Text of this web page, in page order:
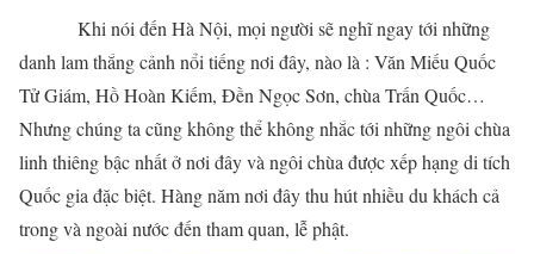
Khi nói đến Hà Nội, mọi người sẽ nghĩ ngay tới những
danh lam thắng cảnh nổi tiếng nơi đây, nào là : Văn Miếu Quốc
Tử Giám, Hồ Hoàn Kiếm, Đền Ngọc Sơn, chùa Trấn Quốc…
Nhưng chúng ta cũng không thể không nhắc tới những ngôi chùa
linh thiêng bậc nhất ở nơi đây và ngôi chùa được xếp hạng di tích
Quốc gia đặc biệt. Hàng năm nơi đây thu hút nhiều du khách cả
trong và ngoài nước đến tham quan, lễ phật.